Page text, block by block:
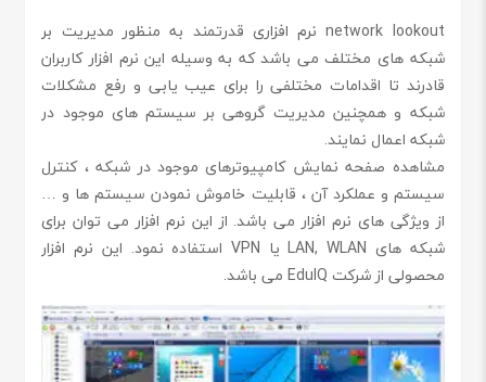
network lookout نرم افزاری قدرتمند به منظور مدیریت بر
شبکه های مختلف می باشد که به وسیله این نرم افزار کاربران
قادرند تا اقدامات مختلفی را برای عیب یابی و رفع مشکلات
شبکه و همچنین مدیریت گروهی بر سیستم های موجود در
شبکه اعمال نمایند.
مشاهده صفحه نمایش کامپیوترهای موجود در شبکه ، کنترل
سیستم و عملکرد آن ، قابلیت خاموش نمودن سیستم ها و …
از ویژگی های نرم افزار می باشد. از این نرم افزار می توان برای
شبکه های LAN, WLAN یا VPN استفاده نمود. این نرم افزار
محصولی از شرکت EduIQ می باشد.